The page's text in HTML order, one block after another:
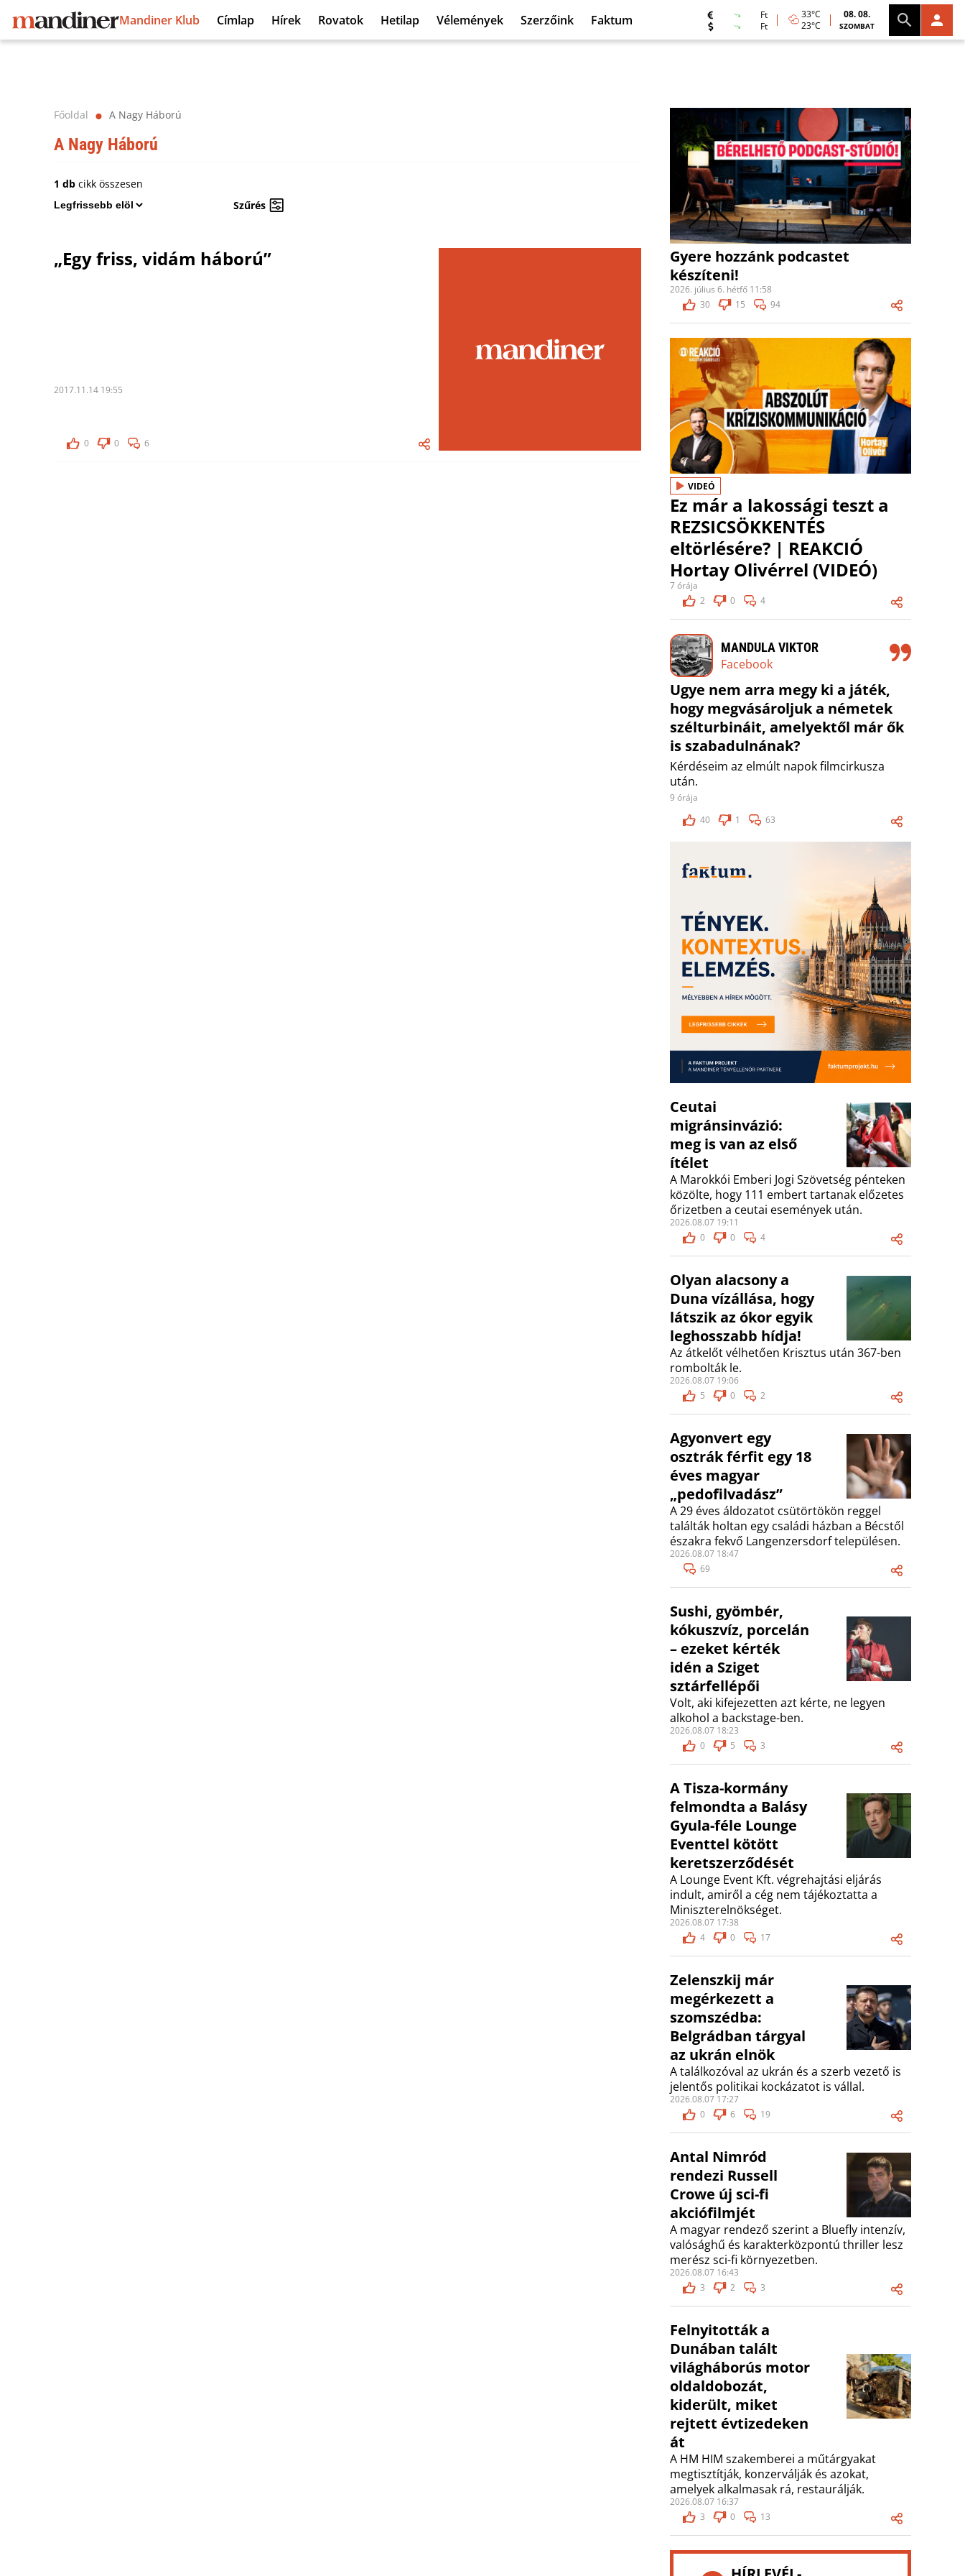
Mandiner Klub Címlap Hírek Rovatok Hetilap Vélemények Szerzőink Faktum
Ft
Ft
33°C
23°C
08. 08.
SZOMBAT
Főoldal ⬤ A Nagy Háború
A Nagy Háború
1 db cikk összesen
Szűrés
„Egy friss, vidám háború”
2017.11.14 19:55
0 0 6
Gyere hozzánk podcastet
készíteni!
2026. július 6. hétfő 11:58
30
15 94
VIDEÓ
Ez már a lakossági teszt a
REZSICSÖKKENTÉS
eltörlésére? | REAKCIÓ
Hortay Olivérrel (VIDEÓ)
7 órája
2
0 4
MANDULA VIKTOR
Facebook
Ugye nem arra megy ki a játék,
hogy megvásároljuk a németek
szélturbináit, amelyektől már ők
is szabadulnának?
Kérdéseim az elmúlt napok filmcirkusza
után.
9 órája
40
1 63
Ceutai
migránsinvázió:
meg is van az első
ítélet
A Marokkói Emberi Jogi Szövetség pénteken
közölte, hogy 111 embert tartanak előzetes
őrizetben a ceutai események után.
2026.08.07 19:11
0
0 4
Olyan alacsony a
Duna vízállása, hogy
látszik az ókor egyik
leghosszabb hídja!
Az átkelőt vélhetően Krisztus után 367-ben
rombolták le.
2026.08.07 19:06
5
0 2
Agyonvert egy
osztrák férfit egy 18
éves magyar
„pedofilvadász”
A 29 éves áldozatot csütörtökön reggel
találták holtan egy családi házban a Bécstől
északra fekvő Langenzersdorf településen.
2026.08.07 18:47
69
Sushi, gyömbér,
kókuszvíz, porcelán
– ezeket kérték
idén a Sziget
sztárfellépői
Volt, aki kifejezetten azt kérte, ne legyen
alkohol a backstage-ben.
2026.08.07 18:23
0
5 3
A Tisza-kormány
felmondta a Balásy
Gyula-féle Lounge
Eventtel kötött
keretszerződését
A Lounge Event Kft. végrehajtási eljárás
indult, amiről a cég nem tájékoztatta a
Miniszterelnökséget.
2026.08.07 17:38
4
0 17
Zelenszkij már
megérkezett a
szomszédba:
Belgrádban tárgyal
az ukrán elnök
A találkozóval az ukrán és a szerb vezető is
jelentős politikai kockázatot is vállal.
2026.08.07 17:27
0
6 19
Antal Nimród
rendezi Russell
Crowe új sci-fi
akciófilmjét
A magyar rendező szerint a Bluefly intenzív,
valósághű és karakterközpontú thriller lesz
merész sci-fi környezetben.
2026.08.07 16:43
3
2 3
Felnyitották a
Dunában talált
világháborús motor
oldaldobozát,
kiderült, miket
rejtett évtizedeken
át
A HM HIM szakemberei a műtárgyakat
megtisztítják, konzerválják és azokat,
amelyek alkalmasak rá, restaurálják.
2026.08.07 16:37
3
0 13